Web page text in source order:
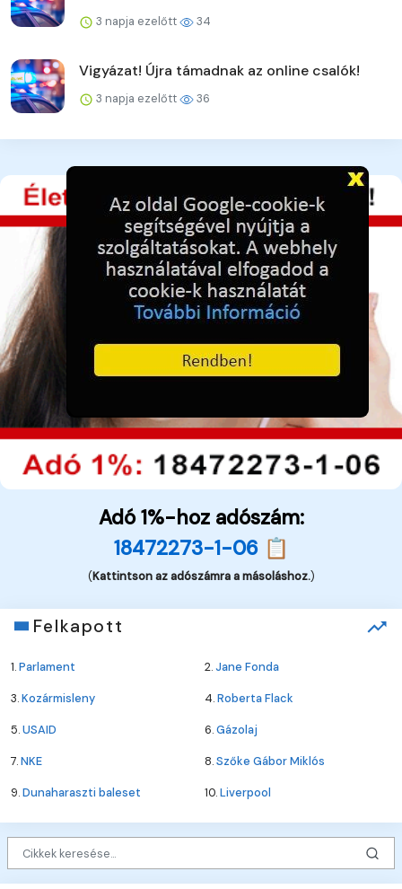
3 napja ezelőtt 34
Vigyázat! Újra támadnak az online csalók!
3 napja ezelőtt 36
Adó 1%-hoz adószám:
18472273-1-06 📋
(Kattintson az adószámra a másoláshoz.)
Felkapott
1.Parlament 2.Jane Fonda
3.Kozármisleny 4.Roberta Flack
5.USAID 6.Gázolaj
7.NKE 8.Szőke Gábor Miklós
9.Dunaharaszti baleset 10.Liverpool